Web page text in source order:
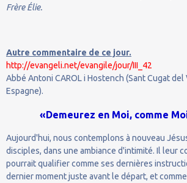
FrèreÉlie.
Autre commentaire de ce jour.
http://evangeli.net/evangile/jour/III_42
Abbé Antoni CAROL i Hostench (Sant Cugat del
Espagne).
«Demeurez en Moi, comme
Aujourd'hui, nous contemplons à nouveau
disciples, dans une ambiance d'intimité. Il leur
pourrait qualifier comme ses dernières
dernier moment juste avant le départ, et